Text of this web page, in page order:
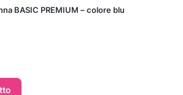
BASIC PREMIUM – colore blu